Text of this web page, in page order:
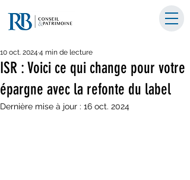
ISR : Voici ce qui change pour votre
épargne avec la refonte du label
10 oct. 2024 4 min de lecture
Dernière mise à jour : 16 oct. 2024